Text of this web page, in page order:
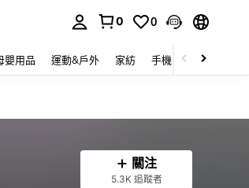
0 0
嬰用品 運動&戶外 家紡 手機 & 手機配件
關注
5.3K 追蹤者